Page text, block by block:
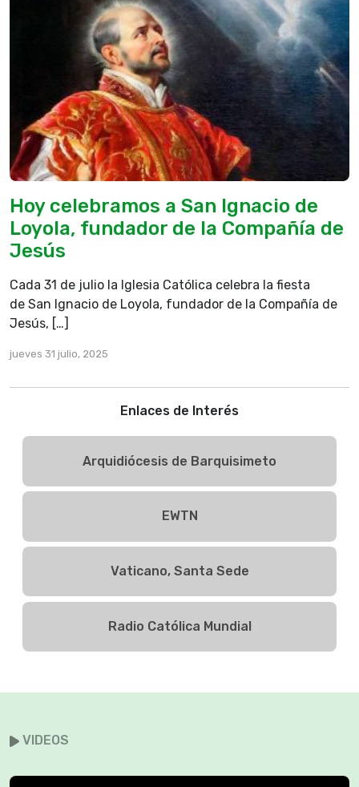
Hoy celebramos a San Ignacio de
Loyola, fundador de la Compañía de
Jesús
Cada 31 de julio la Iglesia Católica celebra la fiesta
de San Ignacio de Loyola, fundador de la Compañía de
Jesús, […]
jueves 31 julio, 2025
Enlaces de Interés
Arquidiócesis de Barquisimeto
EWTN
Vaticano, Santa Sede
Radio Católica Mundial
VIDEOS